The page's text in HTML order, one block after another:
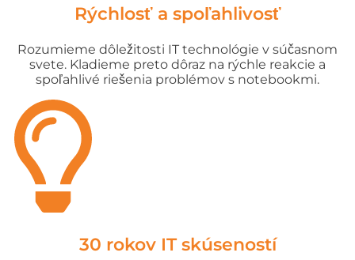
Rýchlosť a spoľahlivosť
Rozumieme dôležitosti IT technológie v súčasnom
svete. Kladieme preto dôraz na rýchle reakcie a
spoľahlivé riešenia problémov s notebookmi.
30 rokov IT skúseností